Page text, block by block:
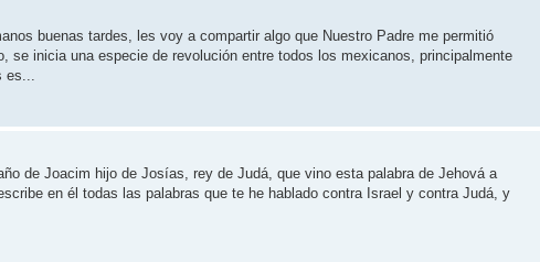
buenas tardes, les voy a compartir algo que Nuestro Padre me permitió
se inicia una especie de revolución entre todos los mexicanos, principalmente
de Joacim hijo de Josías, rey de Judá, que vino esta palabra de Jehová a
en él todas las palabras que te he hablado contra Israel y contra Judá, y